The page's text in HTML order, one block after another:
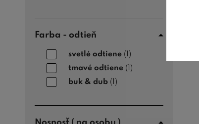
Farba - odtieň
svetlé odtiene (1)
tmavé odtiene (1)
buk & dub (1)